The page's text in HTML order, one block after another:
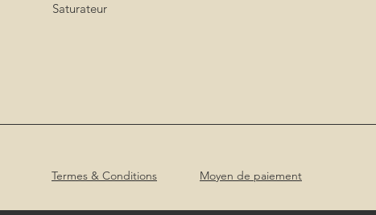
Saturateur
Termes & Conditions Moyen de paiement